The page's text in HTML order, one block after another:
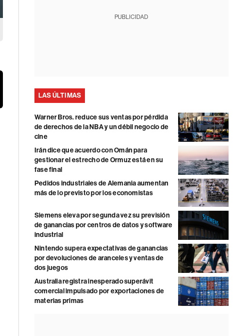
PUBLICIDAD
LAS ÚLTIMAS
Warner Bros. reduce sus ventas por pérdida
de derechos de la NBA y un débil negocio de
cine
Irán dice que acuerdo con Omán para
gestionar el estrecho de Ormuz está en su
fase final
Pedidos industriales de Alemania aumentan
más de lo previsto por los economistas
Siemens eleva por segunda vez su previsión
de ganancias por centros de datos y software
industrial
Nintendo supera expectativas de ganancias
por devoluciones de aranceles y ventas de
dos juegos
Australia registra inesperado superávit
comercial impulsado por exportaciones de
materias primas